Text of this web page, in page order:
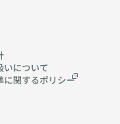
いについて
に関するポリシー